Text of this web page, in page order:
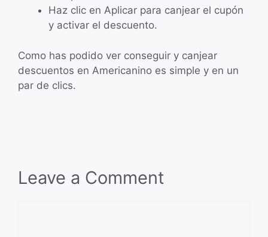
Haz clic en Aplicar para canjear el cupón
y activar el descuento.
Como has podido ver conseguir y canjear
descuentos en Americanino es simple y en un
par de clics.
Leave a Comment